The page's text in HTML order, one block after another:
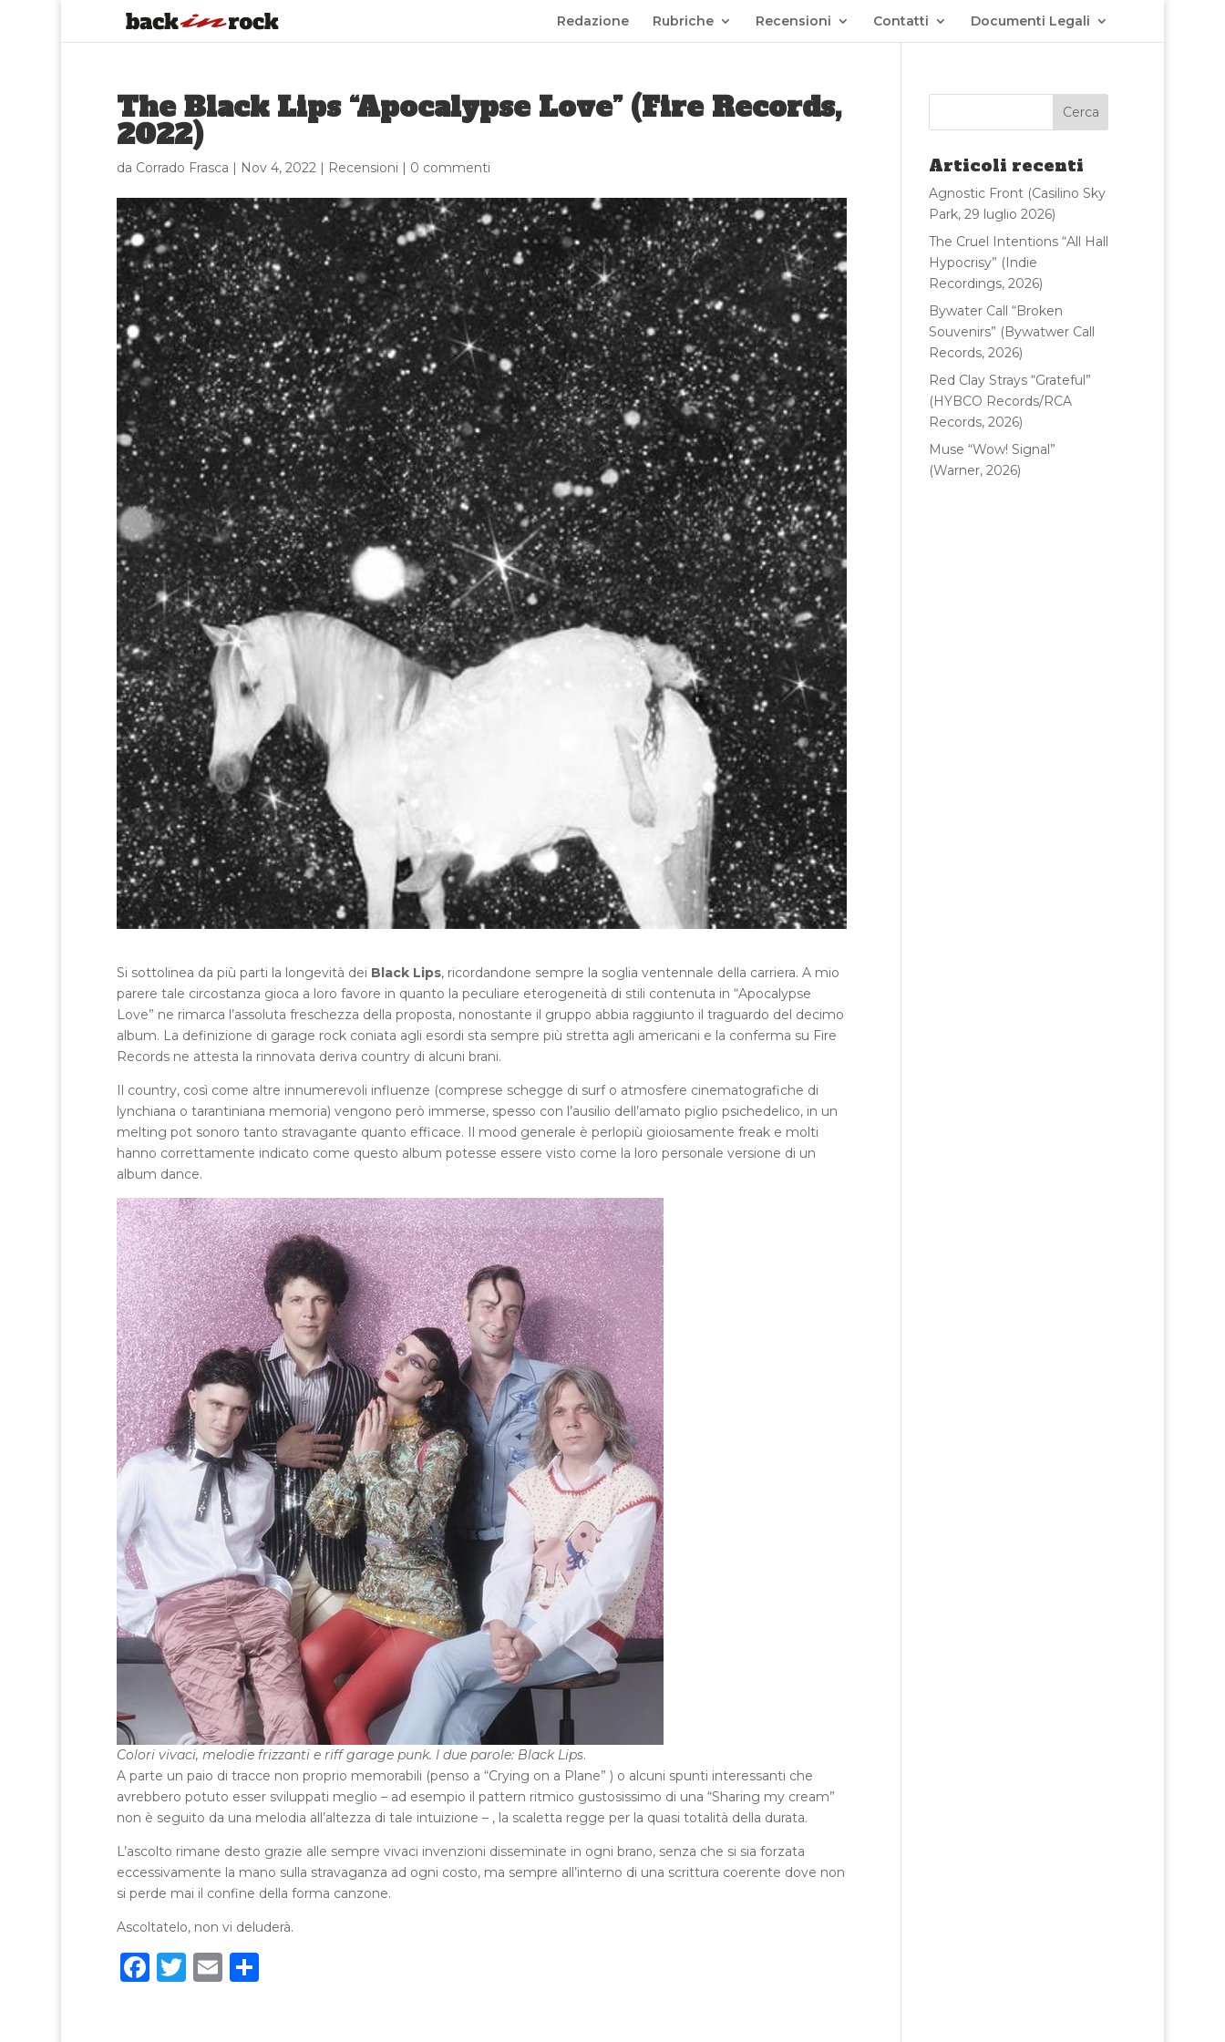
Redazione Rubriche Recensioni Contatti Documenti Legali
The Black Lips “Apocalypse Love” (Fire Records,
2022)
da Corrado Frasca | Nov 4, 2022| Recensioni | 0 commenti
Si sottolinea da più parti la longevità dei Black Lips, ricordandone sempre la soglia ventennale della carriera. A mio
parere tale circostanza gioca a loro favore in quanto la peculiare eterogeneità di stili contenuta in “Apocalypse
Love” ne rimarca l’assoluta freschezza della proposta, nonostante il gruppo abbia raggiunto il traguardo del decimo
album. La definizione di garage rock coniata agli esordi sta sempre più stretta agli americani e la conferma su Fire
Records ne attesta la rinnovata deriva country di alcuni brani.
Il country, così come altre innumerevoli influenze (comprese schegge di surf o atmosfere cinematografiche di
lynchiana o tarantiniana memoria) vengono però immerse, spesso con l’ausilio dell’amato piglio psichedelico, in un
melting pot sonoro tanto stravagante quanto efficace. Il mood generale è perlopiù gioiosamente freak e molti
hanno correttamente indicato come questo album potesse essere visto come la loro personale versione di un
album dance.
Colori vivaci, melodie frizzanti e riff garage punk. I due parole: Black Lips.
A parte un paio di tracce non proprio memorabili (penso a “Crying on a Plane” ) o alcuni spunti interessanti che
avrebbero potuto esser sviluppati meglio – ad esempio il pattern ritmico gustosissimo di una “Sharing my cream”
non è seguito da una melodia all’altezza di tale intuizione – , la scaletta regge per la quasi totalità della durata.
L’ascolto rimane desto grazie alle sempre vivaci invenzioni disseminate in ogni brano, senza che si sia forzata
eccessivamente la mano sulla stravaganza ad ogni costo, ma sempre all’interno di una scrittura coerente dove non
si perde mai il confine della forma canzone.
Ascoltatelo, non vi deluderà.
F T E C
Articoli recenti
Agnostic Front (Casilino Sky
Park, 29 luglio 2026)
The Cruel Intentions “All Hall
Hypocrisy” (Indie
Recordings, 2026)
Bywater Call “Broken
Souvenirs” (Bywatwer Call
Records, 2026)
Red Clay Strays “Grateful”
(HYBCO Records/RCA
Records, 2026)
Muse “Wow! Signal”
(Warner, 2026)